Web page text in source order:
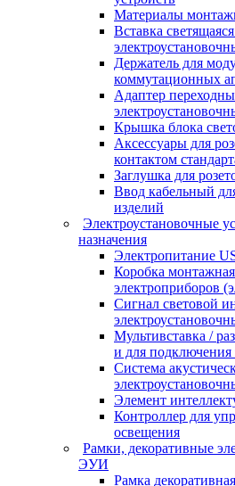
Материалы
Вставка
Держатель для
коммутационных
Адаптер
Крышка блока
Аксессуары для
контактом
Заглушка для
Ввод кабельный
изделий
Электроустановочные
назначения
Электропитание
Коробка
электроприборов
Сигнал световой
Мультивставка /
и для подключения
Система
Элемент
Контроллер для
освещения
Рамки, декоративные
ЭУИ
Рамка